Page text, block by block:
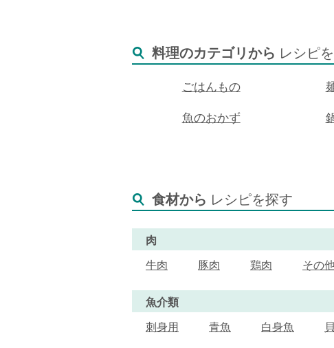
料理のカテゴリから レシピ
ごはんもの
魚のおかず
食材から レシピを探す
肉
牛肉 豚肉 鶏肉 その
魚介類
刺身用 青魚 白身魚